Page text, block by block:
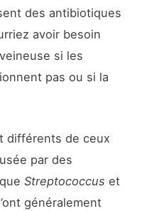
des antibiotiques
avoir besoin
si les
pas ou si la
différents de ceux
par des
queStreptococcus et
généralement